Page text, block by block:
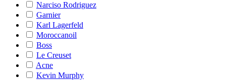
Narciso Rodriguez
Garnier
Karl Lagerfeld
Moroccanoil
Boss
Le Creuset
Acne
Kevin Murphy